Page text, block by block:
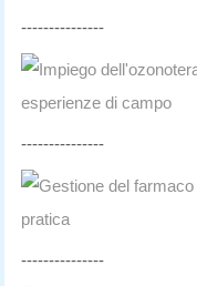
---------------
Impiego
esperienze di campo
---------------
Gestione del
pratica
---------------